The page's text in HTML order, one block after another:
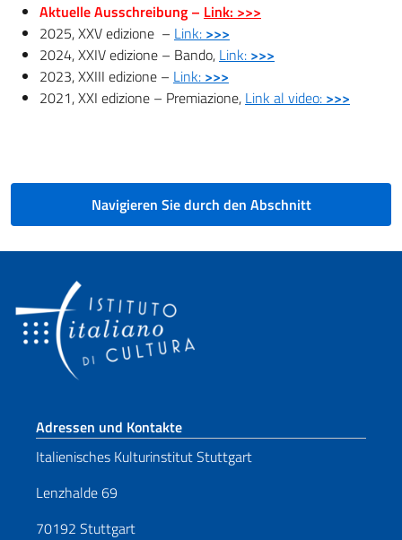
Aktuelle Ausschreibung – Link: >>>
2025, XXV edizione – Link: >>>
2024, XXIV edizione – Bando, Link: >>>
2023, XXIII edizione – Link: >>>
2021, XXI edizione – Premiazione, Link al video: >>>
Navigieren Sie durch den Abschnitt
Fußbereich
Adressen und Kontakte
Italienisches Kulturinstitut Stuttgart
Lenzhalde 69
70192 Stuttgart